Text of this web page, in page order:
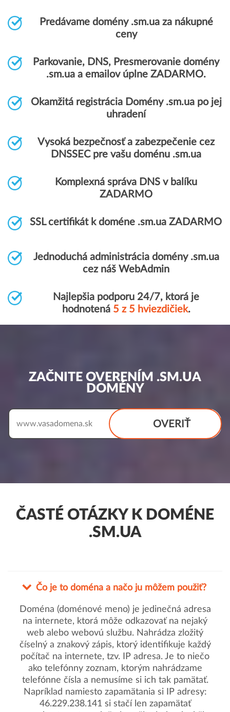
Predávame domény .sm.ua za nákupné
ceny
Parkovanie, DNS, Presmerovanie domény
.sm.ua a emailov úplne ZADARMO.
Okamžitá registrácia Domény .sm.ua po jej
uhradení
Vysoká bezpečnosť a zabezpečenie cez
DNSSEC pre vašu doménu .sm.ua
Komplexná správa DNS v balíku
ZADARMO
SSL certifikát k doméne .sm.ua ZADARMO
Jednoduchá administrácia domény .sm.ua
cez náš WebAdmin
Najlepšia podporu 24/7, ktorá je
hodnotená 5 z 5 hviezdičiek.
ZAČNITE OVERENÍM .SM.UA
DOMÉNY
OVERIŤ
www.
ČASTÉ OTÁZKY K DOMÉNE
.SM.UA
Čo je to doména a načo ju môžem použiť?
Doména (doménové meno) je jedinečná adresa
na internete, ktorá môže odkazovať na nejaký
web alebo webovú službu. Nahrádza zložitý
číselný a znakový zápis, ktorý identifikuje každý
počítač na internete, tzv. IP adresa. Je to niečo
ako telefónny zoznam, ktorým nahrádzame
telefónne čísla a nemusíme si ich tak pamätať.
Napríklad namiesto zapamätania si IP adresy:
46.229.238.141 si stačí len zapamätať